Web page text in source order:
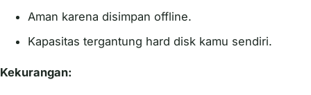
Aman karena disimpan offline.
Kapasitas tergantung hard disk kamu sendiri.
Kekurangan: